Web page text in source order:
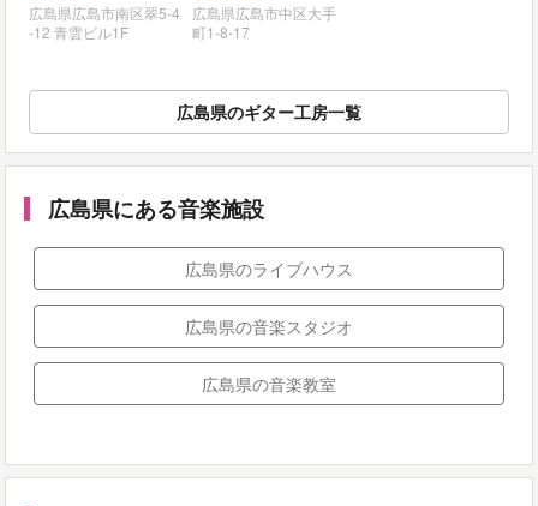
広島県広島市南区翠5-4
-12 青雲ビル1F
広島県広島市中区大手
町1-8-17
広島県のギター工房一覧
広島県にある音楽施設
広島県のライブハウス
広島県の音楽スタジオ
広島県の音楽教室